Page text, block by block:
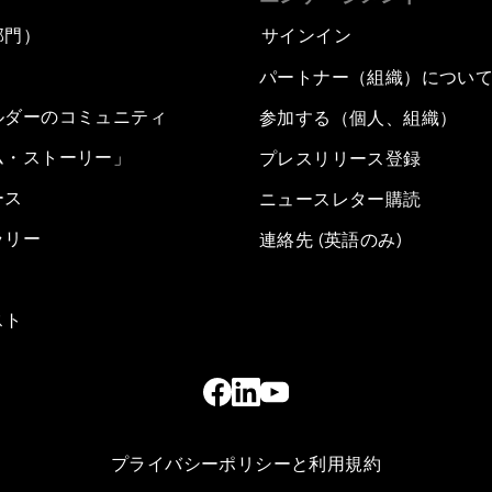
）
ーのコミュニティ
ストーリー」
リー
サインイン
パートナー（組織）につい
参加する（個人、組織）
プレスリリース登録
ニュースレター購読
連絡先 (英語のみ)
プライバシーポリシーと利用規約